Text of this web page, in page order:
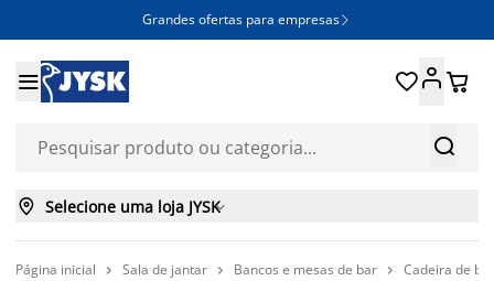
Grandes ofertas para empresas 


 
 Selecione uma loja JYSK
Página inicial  Sala de jantar  Bancos e mesas de bar  Cadeira de